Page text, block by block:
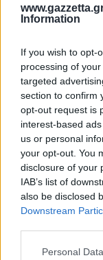
Information
If you wish to opt-
processing of
targeted
section to confirm
opt-out request is
interest-based
us or personal
your opt-out. You
disclosure of your
IAB’s list of
also be disclosed
Downstream
Please note that
Personal
Bundesliga
Εθνική
Μουντιάλ 2026
Wyscout Analysis
Ευρώπη
Κόσμος
EuroCup
Basketaki
Eurobasket
CEV Cup
Challenge
Κολύμβηση
Ιστιοπλοΐα
Κωπηλασία
Ξιφασκία
Σκοποβολή
Πάλη
Τάε κβον
Τζούντο
Πινγκ -
Τεχνολογία
Υγεία
Showbiz
Παναγιώτης
Αντώνης
Αντώνης
Δημήτρης
Γιώργος
Κώστας
Γιάννης Πάλλας
Νίκος
Γιώργος
Γιάννης Σερέτης
Σταύρος
Δημήτρης
GMotion WRC
ΑΘΛΗΤΙΚΕΣ
GWOMEN
ΑΘΛΗΤΙΚΗ ΗΧΩ
ΕΚΠΟΜΠΕΣ
GALACTICOS
GAZZ FLOOR
POLE
OLD SCHOOL
ΟΜΑΔΕΣ
ΑΕΚ
ΠΑΟΚ
PODCASTS
ΣΠΛΙΤ
GAZZETTA ACTS
Gazzetta For Her
Θέμα Ισότητας
GAZZETTA
Unique
Περιγραφή
Ολοκληρώθηκε
Βαλ
Παν
Παν
Βαλ